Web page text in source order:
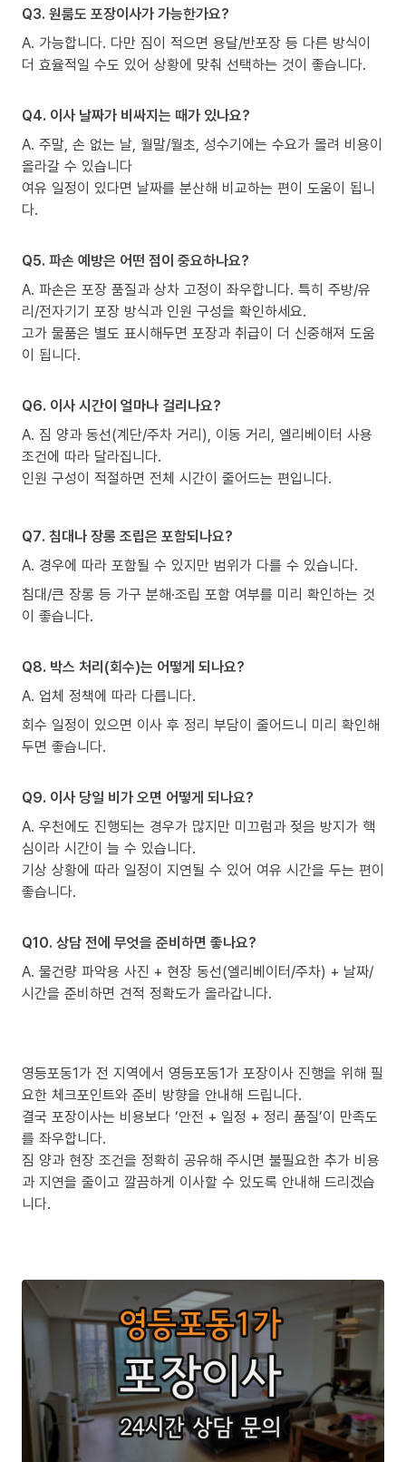
Q3. 원룸도 포장이사가 가능한가요?
A. 가능합니다. 다만 짐이 적으면 용달/반포장 등 다른 방식이
더 효율적일 수도 있어 상황에 맞춰 선택하는 것이 좋습니다.
Q4. 이사 날짜가 비싸지는 때가 있나요?
A. 주말, 손 없는 날, 월말/월초, 성수기에는 수요가 몰려 비용이
올라갈 수 있습니다
여유 일정이 있다면 날짜를 분산해 비교하는 편이 도움이 됩니
다.
Q5. 파손 예방은 어떤 점이 중요하나요?
A. 파손은 포장 품질과 상차 고정이 좌우합니다. 특히 주방/유
리/전자기기 포장 방식과 인원 구성을 확인하세요.
고가 물품은 별도 표시해두면 포장과 취급이 더 신중해져 도움
이 됩니다.
Q6. 이사 시간이 얼마나 걸리나요?
A. 짐 양과 동선(계단/주차 거리), 이동 거리, 엘리베이터 사용
조건에 따라 달라집니다.
인원 구성이 적절하면 전체 시간이 줄어드는 편입니다.
Q7. 침대나 장롱 조립은 포함되나요?
A. 경우에 따라 포함될 수 있지만 범위가 다를 수 있습니다.
침대/큰 장롱 등 가구 분해·조립 포함 여부를 미리 확인하는 것
이 좋습니다.
Q8. 박스 처리(회수)는 어떻게 되나요?
A. 업체 정책에 따라 다릅니다.
회수 일정이 있으면 이사 후 정리 부담이 줄어드니 미리 확인해
두면 좋습니다.
Q9. 이사 당일 비가 오면 어떻게 되나요?
A. 우천에도 진행되는 경우가 많지만 미끄럼과 젖음 방지가 핵
심이라 시간이 늘 수 있습니다.
기상 상황에 따라 일정이 지연될 수 있어 여유 시간을 두는 편이
좋습니다.
Q10. 상담 전에 무엇을 준비하면 좋나요?
A. 물건량 파악용 사진 + 현장 동선(엘리베이터/주차) + 날짜/
시간을 준비하면 견적 정확도가 올라갑니다.
영등포동1가 전 지역에서 영등포동1가 포장이사 진행을 위해 필
요한 체크포인트와 준비 방향을 안내해 드립니다.
결국 포장이사는 비용보다 ‘안전 + 일정 + 정리 품질’이 만족도
를 좌우합니다.
짐 양과 현장 조건을 정확히 공유해 주시면 불필요한 추가 비용
과 지연을 줄이고 깔끔하게 이사할 수 있도록 안내해 드리겠습
니다.